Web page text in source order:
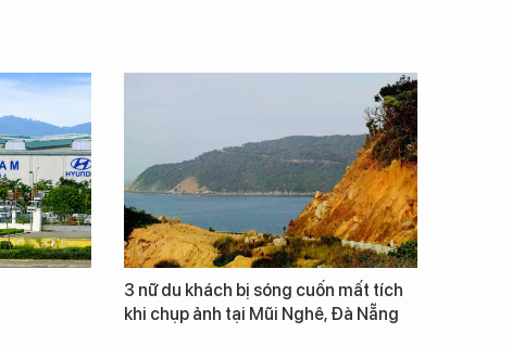
3 nữ du khách bị sóng cuốn mất tích
khi chụp ảnh tại Mũi Nghê, Đà Nẵng